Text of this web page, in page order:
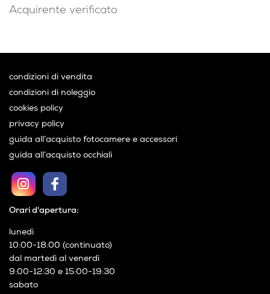
Acquirente verificato
Orari d'apertura:
lunedì
10:00-18:00 (continuato)
dal martedì al venerdì
9:00-12:30 e 15:00-19:30
sabato
condizioni di vendita
condizioni di noleggio
cookies policy
privacy policy
guida all’acquisto fotocamere e accessori
guida all’acquisto occhiali